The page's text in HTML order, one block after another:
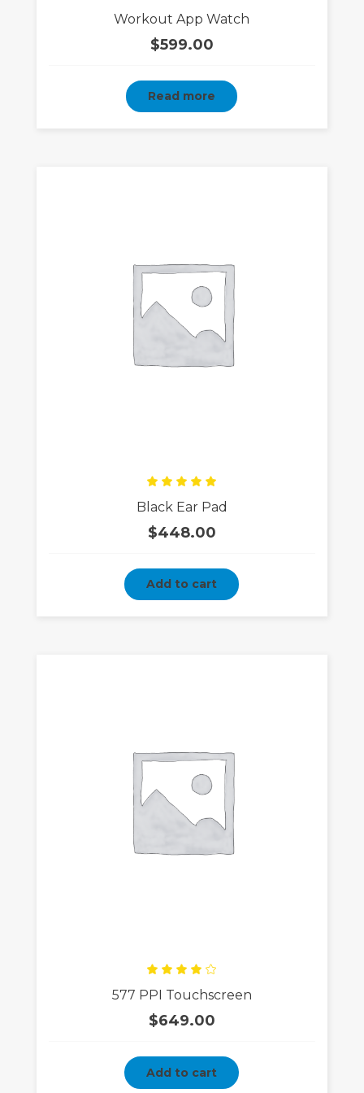
4.00
of 5
Workout App Watch
$599.00
Read more
5.00
of 5
Black Ear Pad
$448.00
Add to cart
4.00
of 5
577 PPI Touchscreen
$649.00
Add to cart